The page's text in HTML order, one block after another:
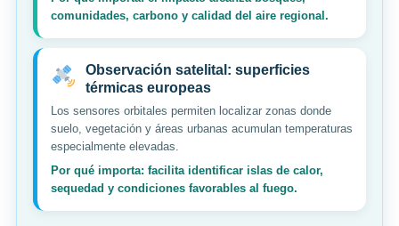
comunidades, carbono y calidad del aire regional.
Observación satelital: superficies
térmicas europeas
Los sensores orbitales permiten localizar zonas donde
suelo, vegetación y áreas urbanas acumulan temperaturas
especialmente elevadas.
Por qué importa: facilita identificar islas de calor,
sequedad y condiciones favorables al fuego.